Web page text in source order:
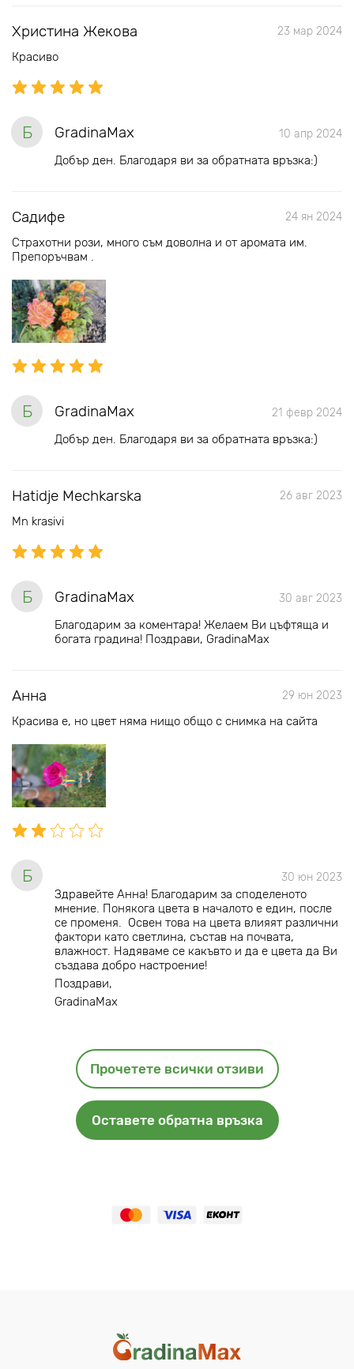
Христина Жекова 23 мар 2024
Красиво
Б GradinaMax 10 апр 2024
Добър ден. Благодаря ви за обратната връзка:)
Садифе 24 ян 2024
Страхотни рози, много съм доволна и от аромата им.
Препоръчвам .
Б GradinaMax 21 февр 2024
Добър ден. Благодаря ви за обратната връзка:)
Hatidje Mechkarska 26 авг 2023
Mn krasivi
Б GradinaMax 30 авг 2023
Благодарим за коментара! Желаем Ви цъфтяща и
богата градина! Поздрави, GradinaMax
Анна 29 юн 2023
Красива е, но цвет няма нищо общо с снимка на сайта
Б 30 юн 2023
Здравейте Анна! Благодарим за споделеното
мнение. Понякога цвета в началото е един, после
се променя. Освен това на цвета влияят различни
фактори като светлина, състав на почвата,
влажност. Надяваме се какъвто и да е цвета да Ви
създава добро настроение!
Поздрави,
GradinaMax
Прочетете всички отзиви
Оставете обратна връзка